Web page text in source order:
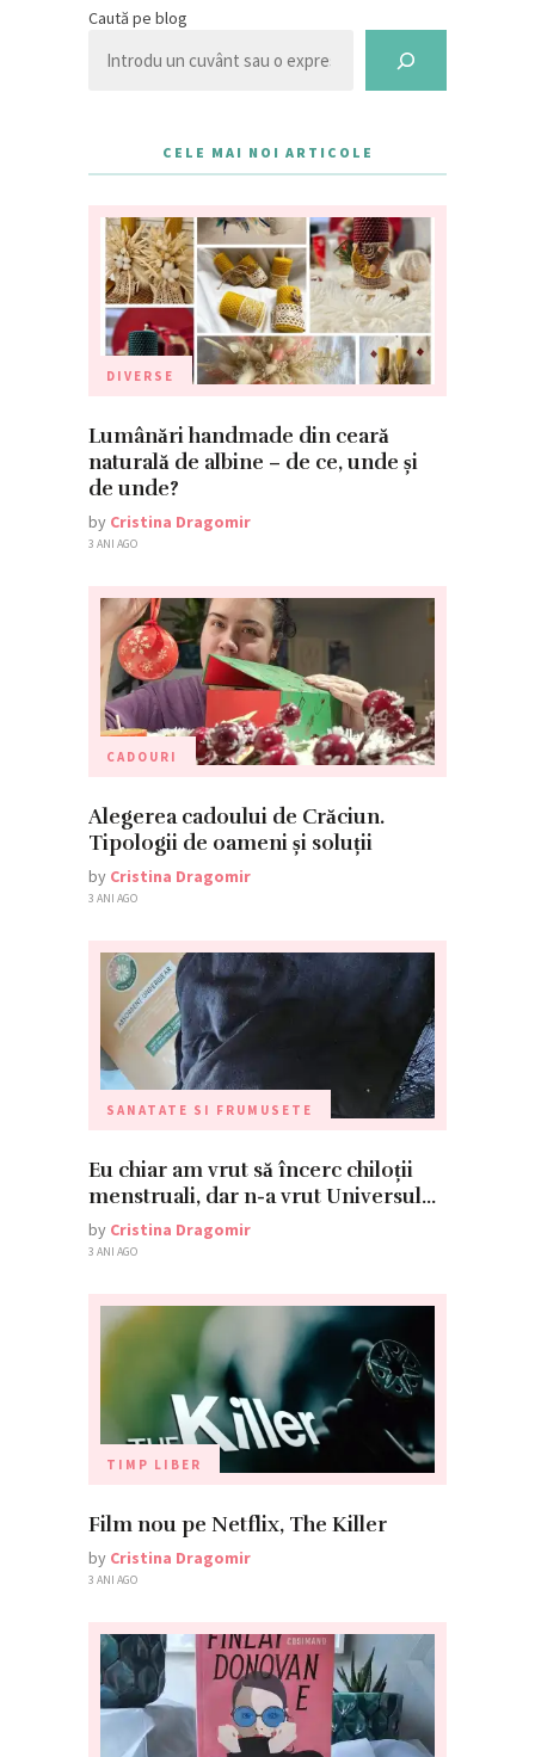
Caută pe blog
CELE MAI NOI ARTICOLE
DIVERSE
Lumânări handmade din ceară
naturală de albine – de ce, unde și
de unde?
by Cristina Dragomir
3 ANI AGO
CADOURI
Alegerea cadoului de Crăciun.
Tipologii de oameni și soluții
by Cristina Dragomir
3 ANI AGO
SANATATE SI FRUMUSETE
Eu chiar am vrut să încerc chiloții
menstruali, dar n-a vrut Universul…
by Cristina Dragomir
3 ANI AGO
TIMP LIBER
Film nou pe Netflix, The Killer
by Cristina Dragomir
3 ANI AGO